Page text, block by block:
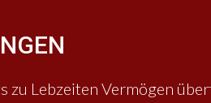
zu Lebzeiten Vermögen